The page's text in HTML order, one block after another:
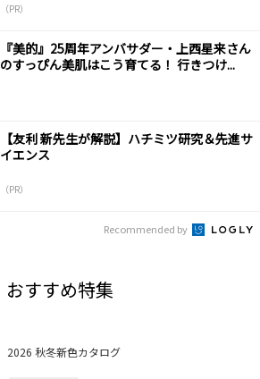
（PR）
『美的』25周年アンバサダー・上西星来さん
のすっぴん美肌はこう育てる！ 行きつけ...
【友利 新先生が解説】ハチミツ研究＆先進サ
イエンス
（PR）
Recommended by
おすすめ特集
2026 秋冬新色カタログ